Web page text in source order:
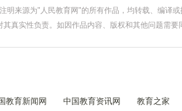
明来源为"人民教育网"的所有作品，均转载、编译
其真实性负责。如因作品内容、版权和其他问题需
教育新闻网 中国教育资讯网 教育之家